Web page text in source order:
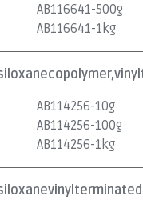
AB116641-500g
AB116641-1kg
AB114256-10g
AB114256-100g
AB114256-1kg